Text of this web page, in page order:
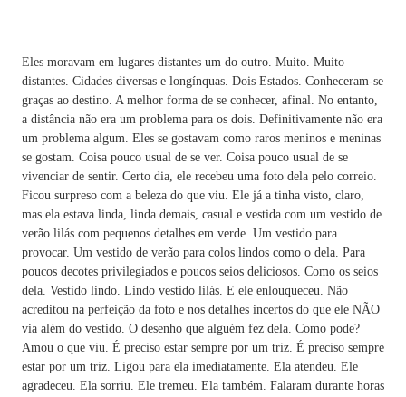
Eles moravam em lugares distantes um do outro. Muito. Muito
distantes. Cidades diversas e longínquas. Dois Estados. Conheceram-se
graças ao destino. A melhor forma de se conhecer, afinal. No entanto,
a distância não era um problema para os dois. Definitivamente não era
um problema algum. Eles se gostavam como raros meninos e meninas
se gostam. Coisa pouco usual de se ver. Coisa pouco usual de se
vivenciar de sentir. Certo dia, ele recebeu uma foto dela pelo correio.
Ficou surpreso com a beleza do que viu. Ele já a tinha visto, claro,
mas ela estava linda, linda demais, casual e vestida com um vestido de
verão lilás com pequenos detalhes em verde. Um vestido para
provocar. Um vestido de verão para colos lindos como o dela. Para
poucos decotes privilegiados e poucos seios deliciosos. Como os seios
dela. Vestido lindo. Lindo vestido lilás. E ele enlouqueceu. Não
acreditou na perfeição da foto e nos detalhes incertos do que ele NÃO
via além do vestido. O desenho que alguém fez dela. Como pode?
Amou o que viu. É preciso estar sempre por um triz. É preciso sempre
estar por um triz. Ligou para ela imediatamente. Ela atendeu. Ele
agradeceu. Ela sorriu. Ele tremeu. Ela também. Falaram durante horas